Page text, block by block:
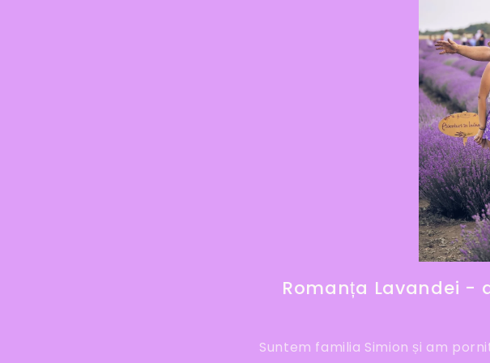
Romanța Lavandei -
Suntem familia Simion și am